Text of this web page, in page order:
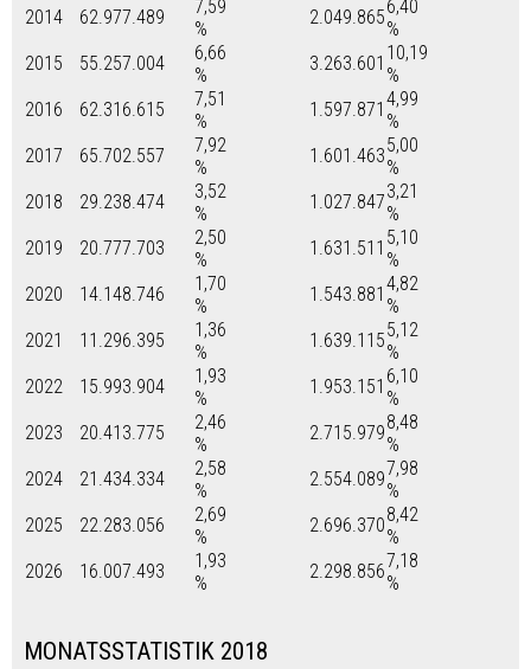
2014
62.977.489
7,59
%
2.049.8656,40
%
2015
55.257.004
6,66
%
3.263.601 10,19
%
2016
62.316.615
7,51
%
1.597.871 4,99
%
2017
65.702.557
7,92
%
1.601.4635,00
%
2018
29.238.474
3,52
%
1.027.8473,21
%
2019
20.777.703
2,50
%
1.631.511 5,10
%
2020
14.148.746
1,70
%
1.543.881 4,82
%
2021
11.296.395
1,36
%
1.639.1155,12
%
2022
15.993.904
1,93
%
1.953.151 6,10
%
2023
20.413.775
2,46
%
2.715.9798,48
%
2024
21.434.334
2,58
%
2.554.0897,98
%
2025
22.283.056
2,69
%
2.696.3708,42
%
2026
16.007.493
1,93
%
2.298.8567,18
%
MONATSSTATISTIK 2018